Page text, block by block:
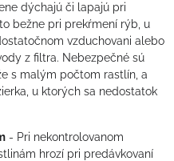
dýchajú či lapajú pri
bežne pri prekŕmení rýb, u
vzduchovani alebo
z filtra. Nebezpečné sú
s malým počtom rastlín, a
u ktorých sa nedostatok
- Pri nekontrolovanom
hrozí pri predávkovaní